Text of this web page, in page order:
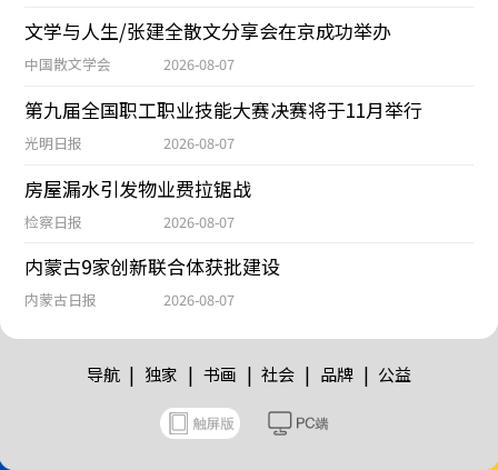
文学与人生/张建全散文分享会在京成功举办
中国散文学会 2026-08-07
第九届全国职工职业技能大赛决赛将于11月举行
光明日报 2026-08-07
房屋漏水引发物业费拉锯战
检察日报 2026-08-07
内蒙古9家创新联合体获批建设
内蒙古日报 2026-08-07
导航 | 独家 | 书画 | 社会 | 品牌 | 公益